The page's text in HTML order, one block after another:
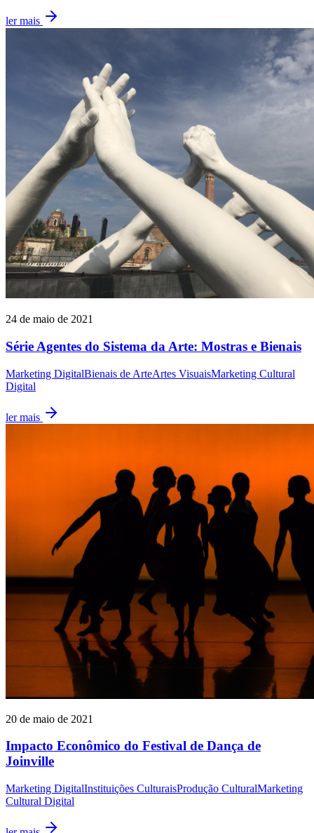
ler mais
24 de maio de 2021
Série Agentes do Sistema da Arte: Mostras e Bienais
Marketing DigitalBienais de ArteArtes VisuaisMarketing Cultural
Digital
ler mais
20 de maio de 2021
Impacto Econômico do Festival de Dança de
Joinville
Marketing DigitalInstituições CulturaisProdução CulturalMarketing
Cultural Digital